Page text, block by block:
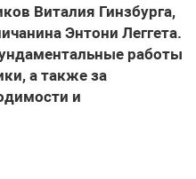
Виталия Гинзбурга,
Энтони Леггета.
работы
а также за
и